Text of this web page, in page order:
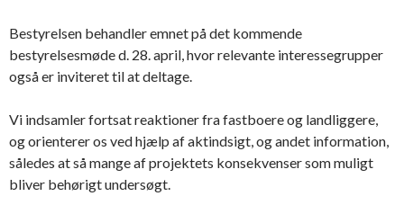
Bestyrelsen behandler emnet på det kommende
bestyrelsesmøde d. 28. april, hvor relevante interessegrupper
også er inviteret til at deltage.
Vi indsamler fortsat reaktioner fra fastboere og landliggere,
og orienterer os ved hjælp af aktindsigt, og andet information,
således at så mange af projektets konsekvenser som muligt
bliver behørigt undersøgt.